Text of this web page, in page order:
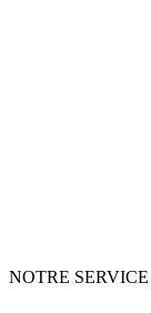
NOTRE SERVICE